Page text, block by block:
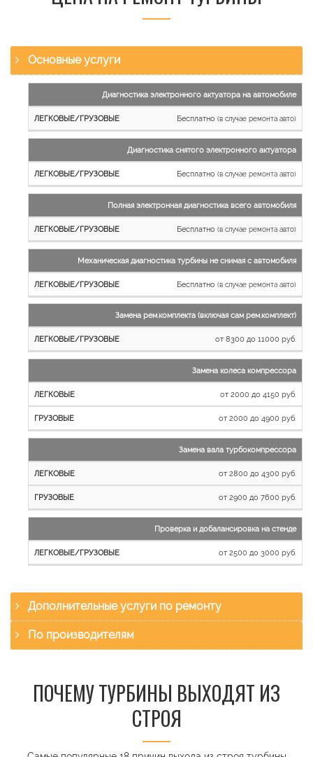
Основные услуги
работы
Легковые
и
Грузовые
автомобили
Диагностика электронного актуатора на автомобиле
Бесплатно (в случае ремонта авто)
Диагностика снятого электронного актуатора
Бесплатно (в случае ремонта авто)
Полная электронная диагностика всего автомобиля
Бесплатно (в случае ремонта авто)
Механическая диагностика турбины не снимая с автомобиля
Бесплатно (в случае ремонта авто)
Замена рем.комплекта (включая сам рем.комплект)
от 8300 до 11000 руб.
Замена колеса компрессора
от 2000 до 4150 руб.
от 2000 до 4900 руб.
Замена вала турбокомпрессора
от 2800 до 4300 руб.
от 2900 до 7600 руб.
Проверка и добалансировка на стенде
от 2500 до 3000 руб.
Дополнительные услуги по ремонту
По производителям
ПОЧЕМУ ТУРБИНЫ ВЫХОДЯТ ИЗ
СТРОЯ